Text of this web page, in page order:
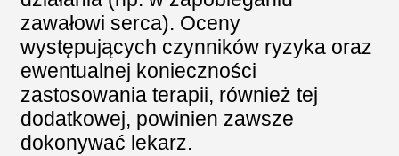
zawałowi serca). Oceny
występujących czynników ryzyka oraz
ewentualnej konieczności
zastosowania terapii, również tej
dodatkowej, powinien zawsze
dokonywać lekarz.